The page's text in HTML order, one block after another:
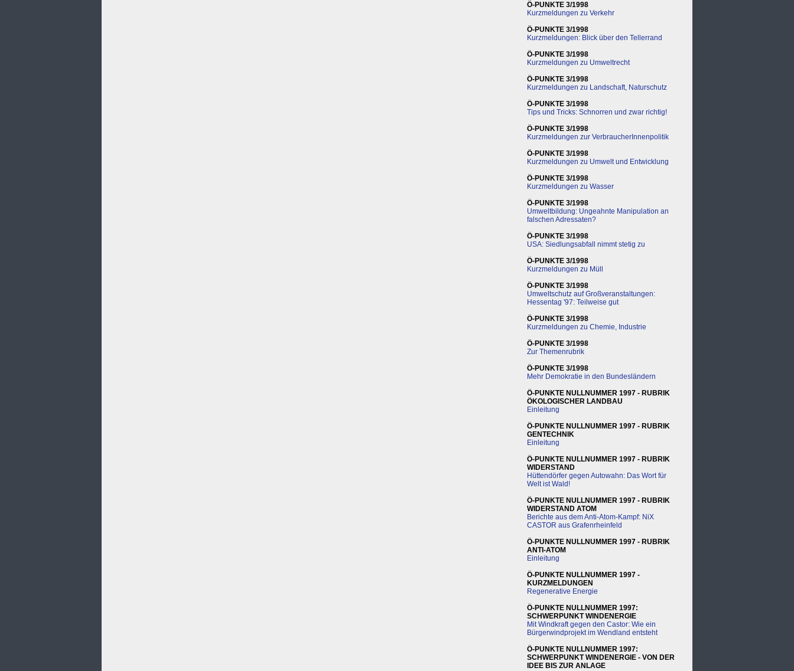
Ö-PUNKTE 3/1998
Kurzmeldungen zu Verkehr
Ö-PUNKTE 3/1998
Kurzmeldungen: Blick über den Tellerrand
Ö-PUNKTE 3/1998
Kurzmeldungen zu Umweltrecht
Ö-PUNKTE 3/1998
Kurzmeldungen zu Landschaft, Naturschutz
Ö-PUNKTE 3/1998
Tips und Tricks: Schnorren und zwar richtig!
Ö-PUNKTE 3/1998
Kurzmeldungen zur VerbraucherInnenpolitik
Ö-PUNKTE 3/1998
Kurzmeldungen zu Umwelt und Entwicklung
Ö-PUNKTE 3/1998
Kurzmeldungen zu Wasser
Ö-PUNKTE 3/1998
Umweltbildung: Ungeahnte Manipulation an
falschen Adressaten?
Ö-PUNKTE 3/1998
USA: Siedlungsabfall nimmt stetig zu
Ö-PUNKTE 3/1998
Kurzmeldungen zu Müll
Ö-PUNKTE 3/1998
Umweltschutz auf Großveranstaltungen:
Hessentag '97: Teilweise gut
Ö-PUNKTE 3/1998
Kurzmeldungen zu Chemie, Industrie
Ö-PUNKTE 3/1998
Zur Themenrubrik
Ö-PUNKTE 3/1998
Mehr Demokratie in den Bundesländern
Ö-PUNKTE NULLNUMMER 1997 - RUBRIK
ÖKOLOGISCHER LANDBAU
Einleitung
Ö-PUNKTE NULLNUMMER 1997 - RUBRIK
GENTECHNIK
Einleitung
Ö-PUNKTE NULLNUMMER 1997 - RUBRIK
WIDERSTAND
Hüttendörfer gegen Autowahn: Das Wort für
Welt ist Wald!
Ö-PUNKTE NULLNUMMER 1997 - RUBRIK
WIDERSTAND ATOM
Berichte aus dem Anti-Atom-Kampf: NiX
CASTOR aus Grafenrheinfeld
Ö-PUNKTE NULLNUMMER 1997 - RUBRIK
ANTI-ATOM
Einleitung
Ö-PUNKTE NULLNUMMER 1997 -
KURZMELDUNGEN
Regenerative Energie
Ö-PUNKTE NULLNUMMER 1997:
SCHWERPUNKT WINDENERGIE
Mit Windkraft gegen den Castor: Wie ein
Bürgerwindprojekt im Wendland entsteht
Ö-PUNKTE NULLNUMMER 1997:
SCHWERPUNKT WINDENERGIE - VON DER
IDEE BIS ZUR ANLAGE